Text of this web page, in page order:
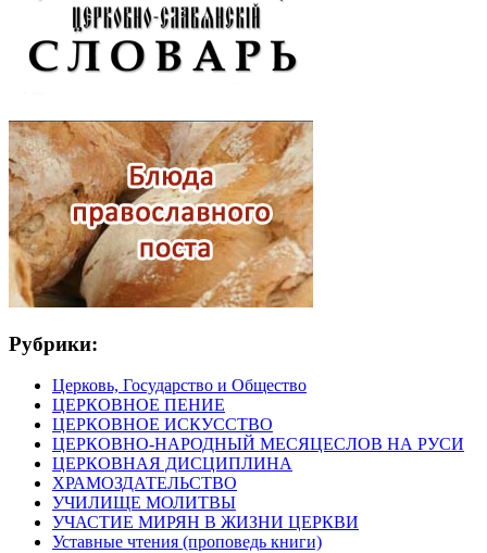
Рубрики:
Церковь, Государство и Общество
ЦЕРКОВНОЕ ПЕНИЕ
ЦЕРКОВНОЕ ИСКУССТВО
ЦЕРКОВНО-НАРОДНЫЙ МЕСЯЦЕСЛОВ НА РУСИ
ЦЕРКОВНАЯ ДИСЦИПЛИНА
ХРАМОЗДАТЕЛЬСТВО
УЧИЛИЩЕ МОЛИТВЫ
УЧАСТИЕ МИРЯН В ЖИЗНИ ЦЕРКВИ
Уставные чтения (проповедь книги)